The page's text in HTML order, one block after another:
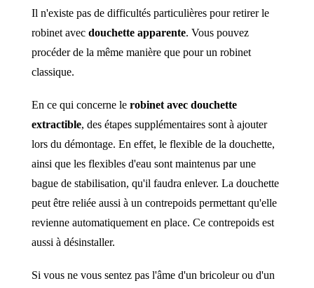
Il n'existe pas de difficultés particulières pour retirer le
robinet avec douchette apparente. Vous pouvez
procéder de la même manière que pour un robinet
classique.
En ce qui concerne le robinet avec douchette
extractible, des étapes supplémentaires sont à ajouter
lors du démontage. En effet, le flexible de la douchette,
ainsi que les flexibles d'eau sont maintenus par une
bague de stabilisation, qu'il faudra enlever. La douchette
peut être reliée aussi à un contrepoids permettant qu'elle
revienne automatiquement en place. Ce contrepoids est
aussi à désinstaller.
Si vous ne vous sentez pas l'âme d'un bricoleur ou d'un